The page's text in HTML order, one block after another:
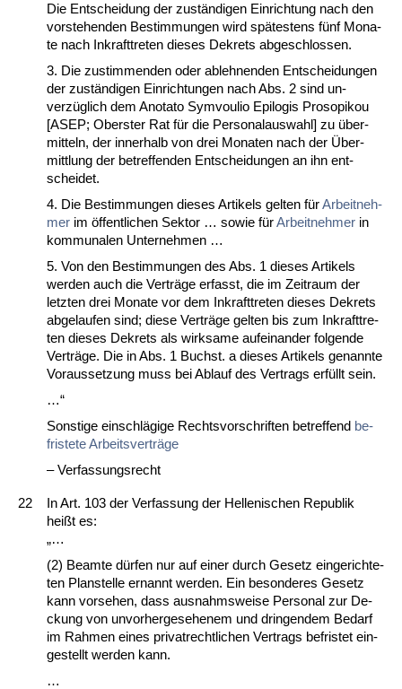
Die Ent­schei­dung der zuständi­gen Ein­rich­tung nach den
vor­ste­hen­den Be­stim­mun­gen wird spätes­tens fünf Mo­na­
te nach In­kraft­tre­ten die­ses De­krets ab­ge­schlos­sen.
3. Die zu­stim­men­den oder ab­leh­nen­den Ent­schei­dun­gen
der zuständi­gen Ein­rich­tun­gen nach Abs. 2 sind un­
verzüglich dem Ano­ta­to Sym­vou­lio Epi­lo­gis Pro­so­pik­ou
[ASEP; Obers­ter Rat für die Per­so­nal­aus­wahl] zu über­
mit­teln, der in­ner­halb von drei Mo­na­ten nach der Über­
mitt­lung der be­tref­fen­den Ent­schei­dun­gen an ihn ent­
schei­det.
4. Die Be­stim­mun­gen die­ses Ar­ti­kels gel­ten fürAr­beit­neh­
mer im öffent­li­chen Sek­tor … so­wie fürAr­beit­neh­mer in
kom­mu­na­len Un­ter­neh­men …
5. Von den Be­stim­mun­gen des Abs. 1 die­ses Ar­ti­kels
wer­den auch die Verträge er­fasst, die im Zeit­raum der
letz­ten drei Mo­na­te vor dem In­kraft­tre­ten die­ses De­krets
ab­ge­lau­fen sind; die­se Verträge gel­ten bis zum In­kraft­tre­
ten die­ses De­krets als wirk­sa­me auf­ein­an­der fol­gen­de
Verträge. Die in Abs. 1 Buchst. a die­ses Ar­ti­kels ge­nann­te
Vor­aus­set­zung muss bei Ab­lauf des Ver­trags erfüllt sein.
…“
Sons­ti­ge ein­schlägi­ge Rechts­vor­schrif­ten be­tref­fend be­
fris­te­te Ar­beits­verträge
– Ver­fas­sungs­recht
22
In Art. 103 der Ver­fas­sung der Hel­le­ni­schen Re­pu­blik
heißt es:
„…
(2) Be­am­te dürfen nur auf ei­ner durch Ge­setz ein­ge­rich­te­
ten Plan­stel­le er­nannt wer­den. Ein be­son­de­res Ge­setz
kann vor­se­hen, dass aus­nahms­wei­se Per­so­nal zur De­
ckung von un­vor­her­ge­se­he­nem und drin­gen­dem Be­darf
im Rah­men ei­nes pri­vat­recht­li­chen Ver­trags be­fris­tet ein­
ge­stellt wer­den kann.
…